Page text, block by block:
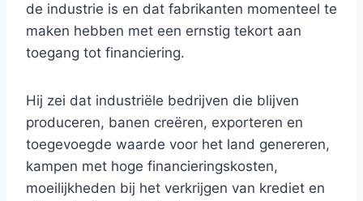
de industrie is en dat fabrikanten momenteel te
maken hebben met een ernstig tekort aan
toegang tot financiering.
Hij zei dat industriële bedrijven die blijven
produceren, banen creëren, exporteren en
toegevoegde waarde voor het land genereren,
kampen met hoge financieringskosten,
moeilijkheden bij het verkrijgen van krediet en